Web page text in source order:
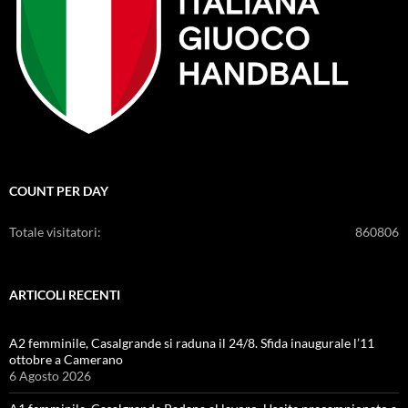
COUNT PER DAY
860806
Totale visitatori:
ARTICOLI RECENTI
A2 femminile, Casalgrande si raduna il 24/8. Sfida inaugurale l’11
ottobre a Camerano
6 Agosto 2026